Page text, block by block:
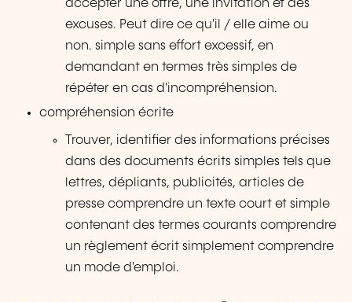
accepter une offre, une invitation et des
excuses. Peut dire ce qu'il / elle aime ou
non. simple sans effort excessif, en
demandant en termes très simples de
répéter en cas d'incompréhension.
compréhension écrite
Trouver, identifier des informations précises
dans des documents écrits simples tels que
lettres, dépliants, publicités, articles de
presse comprendre un texte court et simple
contenant des termes courants comprendre
un règlement écrit simplement comprendre
un mode d'emploi.